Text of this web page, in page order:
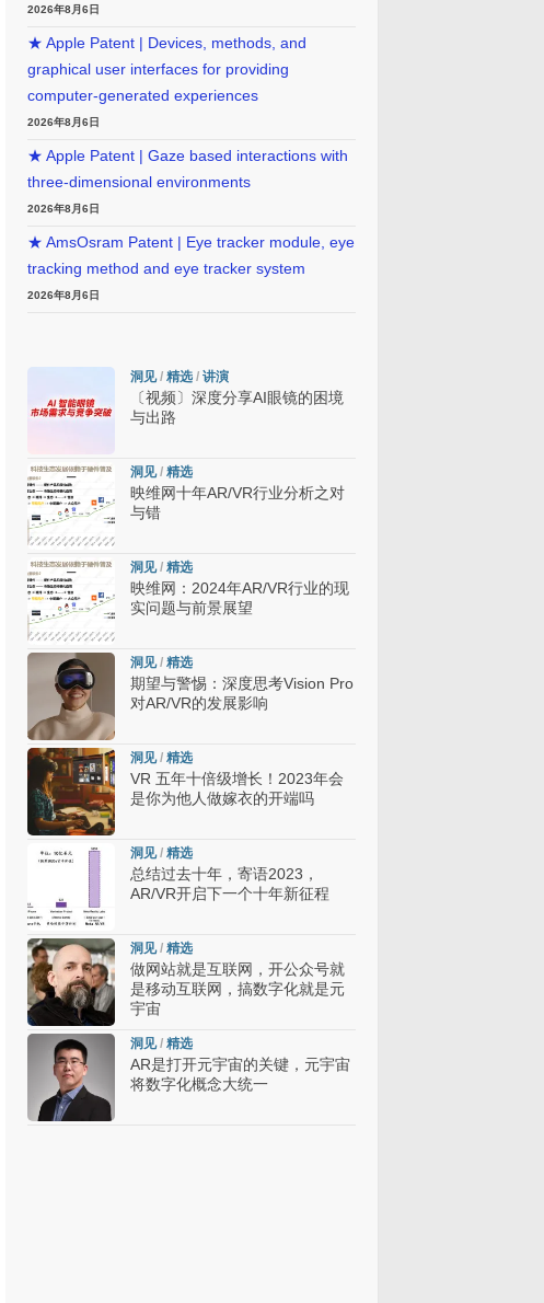
2026年8月6日
★ Apple Patent | Devices, methods, and
graphical user interfaces for providing
computer-generated experiences
2026年8月6日
★ Apple Patent | Gaze based interactions with
three-dimensional environments
2026年8月6日
★ AmsOsram Patent | Eye tracker module, eye
tracking method and eye tracker system
2026年8月6日
洞见/ 精选 / 讲演
〔视频〕深度分享AI眼镜的困境
与出路
洞见/ 精选
映维网十年AR/VR行业分析之对
与错
洞见/ 精选
映维网：2024年AR/VR行业的现
实问题与前景展望
洞见/ 精选
期望与警惕：深度思考Vision Pro
对AR/VR的发展影响
洞见/ 精选
VR 五年十倍级增长！2023年会
是你为他人做嫁衣的开端吗
洞见/ 精选
总结过去十年，寄语2023，
AR/VR开启下一个十年新征程
洞见/ 精选
做网站就是互联网，开公众号就
是移动互联网，搞数字化就是元
宇宙
洞见/ 精选
AR是打开元宇宙的关键，元宇宙
将数字化概念大统一